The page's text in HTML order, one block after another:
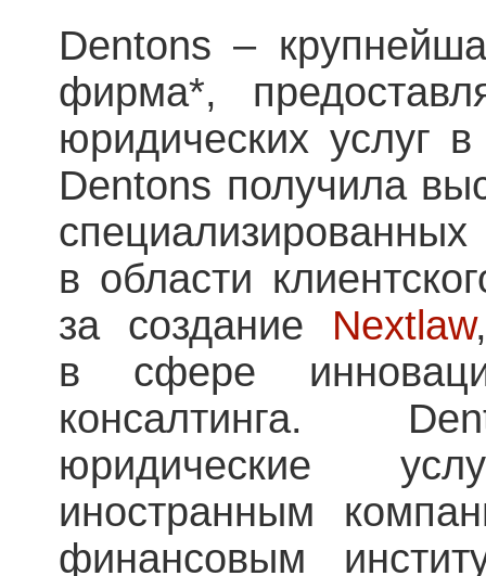
Dentons –
фирма*,
юридических услуг
Dentons получила
в области
за создание Nextlaw
в сфере
консалтинга.
юридические
иностранным
финансовым